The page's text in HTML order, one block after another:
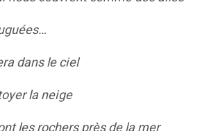
dans le ciel
la neige